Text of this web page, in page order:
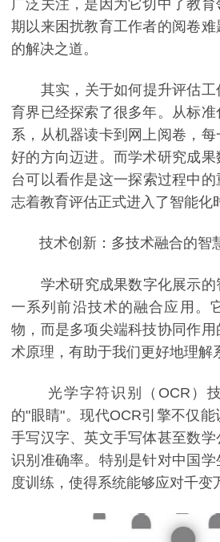
广泛关注，是因为它切中了教
期以来困扰教育工作者的阅卷
的解决之道。
其实，关于如何提升评估工
育界已经探索了很多年。从标
系，从机器读卡到网上阅卷，
好的方向迈进。而学术研究成
台可以看作是这一探索过程中
志着教育评估正式进入了智能化
技术创新：多技术融合的智
学术研究成果数字化展示的
一系列前沿技术的融合应用。
物，而是多项尖端科技协同作
术原理，有助于我们更好地理解
光学字符识别（OCR）技
的"眼睛"。现代OCR引擎不仅
手写汉字、英文手写体甚至数
识别准确率。特别是针对中国
度训练，使得系统能够应对千变